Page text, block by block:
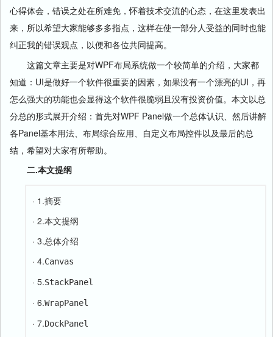
心得体会，错误之处在所难免，怀着技术交流的心态，在这里发表出
来，所以希望大家能够多多指点，这样在使一部分人受益的同时也能
纠正我的错误观点，以便和各位共同提高。
这篇文章主要是对WPF布局系统做一个较简单的介绍，大家都
知道：UI是做好一个软件很重要的因素，如果没有一个漂亮的UI，再
怎么强大的功能也会显得这个软件很脆弱且没有投资价值。本文以总
分总的形式展开介绍：首先对WPF Panel做一个总体认识、然后讲解
各Panel基本用法、布局综合应用、自定义布局控件以及最后的总
结，希望对大家有所帮助。
二.本文提纲
· 1.摘要
· 2.本文提纲
· 3.总体介绍
· 4.Canvas
· 5.StackPanel
· 6.WrapPanel
· 7.DockPanel